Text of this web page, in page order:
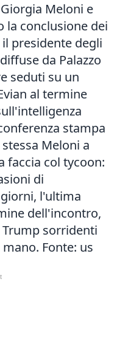
Meloni e
la conclusione dei
presidente degli
da Palazzo
seduti su un
al termine
stampa
Meloni a
faccia col tycoon:
di
l'ultima
dell'incontro,
Trump sorridenti
Fonte: us